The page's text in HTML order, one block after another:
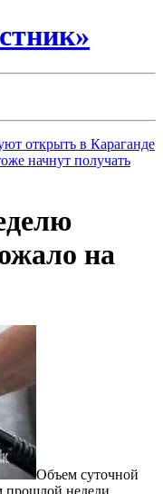
открыть в Караганде
начнут получать
на
Объем суточной
прошлой недели